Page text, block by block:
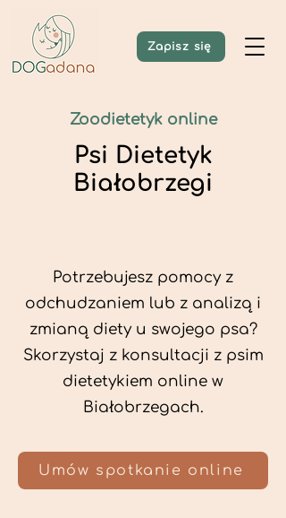
Zapisz się
Zoodietetyk online
Psi Dietetyk
Białobrzegi
Potrzebujesz pomocy z
odchudzaniem lub z analizą i
zmianą diety u swojego psa?
Skorzystaj z konsultacji z psim
dietetykiem online w
Białobrzegach.
Umów spotkanie online